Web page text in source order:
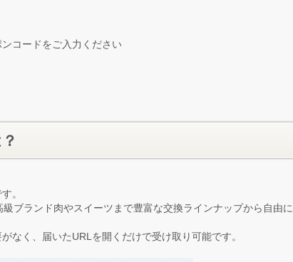
コードをご入力ください
。
ブランド肉やスイーツまで豊富な交換ラインナップから自由に
なく、届いたURLを開くだけで受け取り可能です。